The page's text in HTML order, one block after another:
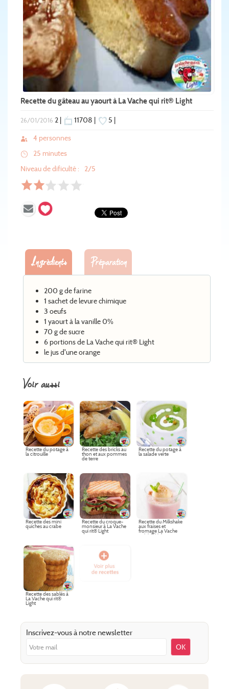
Recette du gâteau au yaourt à La Vache qui rit® Light
26/01/2016 2 | 11708 |
5 |
4 personnes
25 minutes
Niveau de dificulté :
2/5
Ingrèdients Préparation
200 g de farine
1 sachet de levure chimique
3 oeufs
1 yaourt à la vanille 0%
70 g de sucre
6 portions de La Vache qui rit® Light
le jus d'une orange
voir aussi
Recette du potage à
la citrouille
Recette des bricks au
thon et aux pommes
de terre
Recette du potage à
la salade verte
Recette des mini
quiches au crabe
Recette du croque-
monsieur à La Vache
qui rit® Light
Recette du Milkshake
aux fraises et
fromage La Vache
qui rit® Light
Recette des sablés à
La Vache qui rit®
Light
Inscrivez-vous à notre newsletter
OK